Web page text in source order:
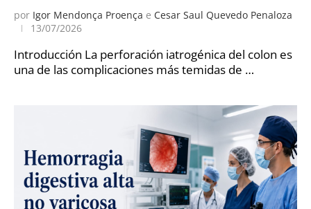
por Igor Mendonça Proença e Cesar Saul Quevedo Penaloza
13/07/2026
Introducción La perforación iatrogénica del colon es
una de las complicaciones más temidas de …